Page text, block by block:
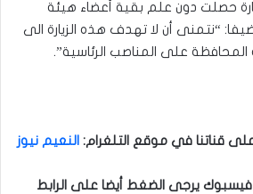
حصلت دون علم بقية أعضاء هيئة
“نتمنى أن لا تهدف هذه الزيارة الى
على المناصب الرئاسية”.
على قناتنا في موقع التلغرام: النعيم نيوز
يرجى الضغط أيضا على الرابط